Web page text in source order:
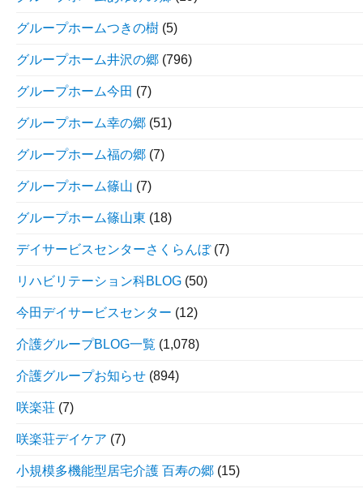
グループホームつきの樹 (5)
グループホーム井沢の郷 (796)
グループホーム今田 (7)
グループホーム幸の郷 (51)
グループホーム福の郷 (7)
グループホーム篠山 (7)
グループホーム篠山東 (18)
デイサービスセンターさくらんぼ(7)
リハビリテーション科BLOG (50)
今田デイサービスセンター (12)
介護グループBLOG一覧 (1,078)
介護グループお知らせ (894)
咲楽荘 (7)
咲楽荘デイケア (7)
小規模多機能型居宅介護 百寿の郷 (15)